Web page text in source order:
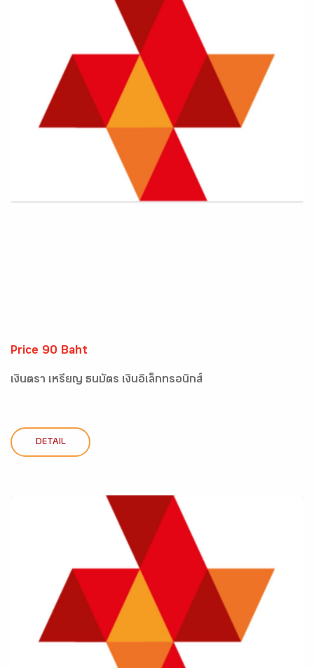
Price 90 Baht
เงินตรา เหรียญ ธนบัตร เงินอิเล็กทรอนิกส์
DETAIL